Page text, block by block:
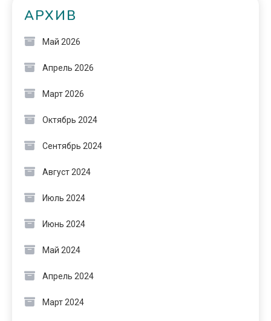
АРХИВ
Май 2026
Апрель 2026
Март 2026
Октябрь 2024
Сентябрь 2024
Август 2024
Июль 2024
Июнь 2024
Май 2024
Апрель 2024
Март 2024